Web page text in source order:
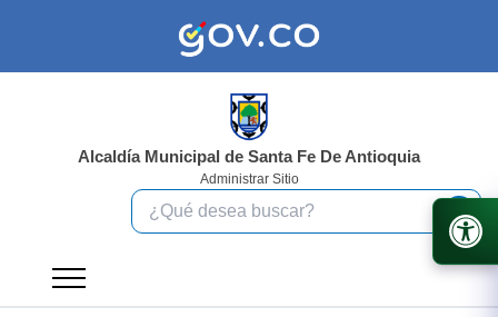
Alcaldía Municipal de Santa Fe De Antioquia
Administrar Sitio